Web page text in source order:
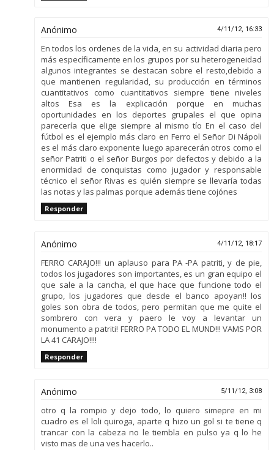
Anónimo 4/11/12, 16:33
En todos los ordenes de la vida, en su actividad diaria pero
más específicamente en los grupos por su heterogeneidad
algunos integrantes se destacan sobre el resto,debido a
que mantienen regularidad, su producción en términos
cuantitativos como cuantitativos siempre tiene niveles
altos Esa es la explicación porque en muchas
oportunidades en los deportes grupales el que opina
parecería que elige siempre al mismo tío En el caso del
fútbol es el ejemplo más claro en Ferro el Señor Di Nápoli
es el más claro exponente luego aparecerán otros como el
señor Patriti o el señor Burgos por defectos y debido a la
enormidad de conquistas como jugador y responsable
técnico el señor Rivas es quién siempre se llevaría todas
las notas y las palmas porque además tiene cojónes
Responder
Anónimo 4/11/12, 18:17
FERRO CARAJO!!! un aplauso para PA -PA patriti, y de pie,
todos los jugadores son importantes, es un gran equipo el
que sale a la cancha, el que hace que funcione todo el
grupo, los jugadores que desde el banco apoyan!! los
goles son obra de todos, pero permitan que me quite el
sombrero con vera y paero le voy a levantar un
monumento a patriti! FERRO PA TODO EL MUND!!! VAMS POR
LA 41 CARAJO!!!!
Responder
Anónimo 5/11/12, 3:08
otro q la rompio y dejo todo, lo quiero simepre en mi
cuadro es el loli quiroga, aparte q hizo un gol si te tiene q
trancar con la cabeza no le tiembla en pulso ya q lo he
visto mas de una ves hacerlo..